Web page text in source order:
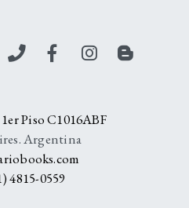
Piso C1016ABF
Argentina
4815-0559